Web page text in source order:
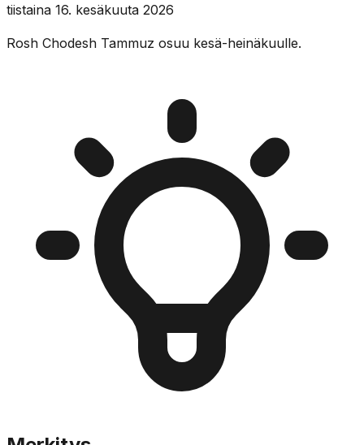
tiistaina 16. kesäkuuta 2026
Rosh Chodesh Tammuz osuu kesä-heinäkuulle.